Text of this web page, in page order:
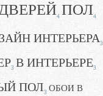
ДВЕРЕЙ4 ПОЛ4
ИНТЕРЬЕРА3
3 В ИНТЕРЬЕРЕ3
ПОЛ3 ОБОИ В